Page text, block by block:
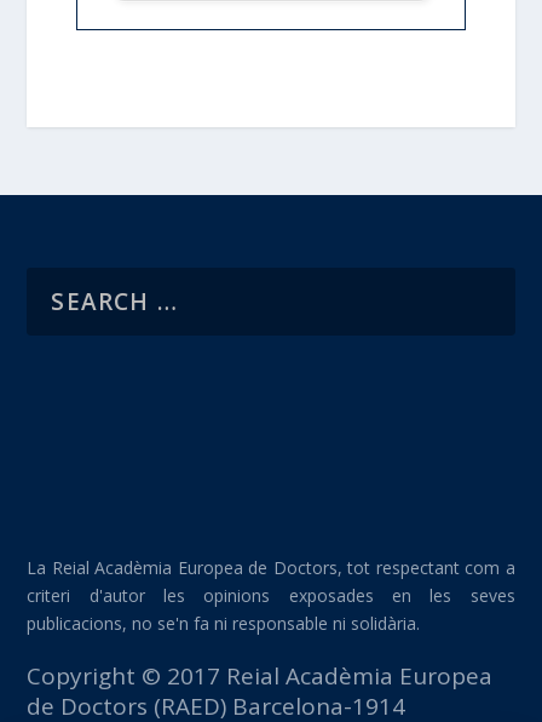
La Reial Acadèmia Europea de Doctors, tot respectant com a
criteri d'autor les opinions exposades en les seves
publicacions, no se'n fa ni responsable ni solidària.
Copyright © 2017 Reial Acadèmia Europea
de Doctors (RAED) Barcelona-1914